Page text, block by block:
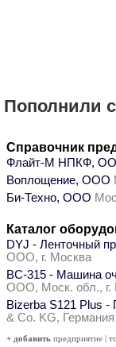
Пополнили
Справочник
Флайт-М НПКФ,
Воплощение, ООО
Би-Техно, ООО
Каталог
DYJ - Ленточный
ООО, г. Москва
ВС-315 - Машина
ООО, Моск. обл., г.
Bizerba S121 Plus
& Co. KG, Германия
+ добавить предприятие |